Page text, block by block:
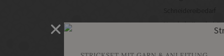
Schneidereibedarf
Handarbeitszubehör